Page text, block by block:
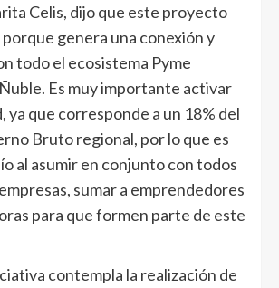
Celis, dijo que este proyecto
genera una conexión y
todo el ecosistema Pyme
Es muy importante activar
ya que corresponde a un 18% del
Bruto regional, por lo que es
al asumir en conjunto con todos
sumar a emprendedores
para que formen parte de este
contempla la realización de